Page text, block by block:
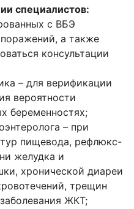
специалистов:
с ВБЭ
а также
консультации
– для верификации
вероятности
беременностях;
– при
пищевода, рефлюкс-
желудка и
хронической диареи
трещин
ЖКТ;